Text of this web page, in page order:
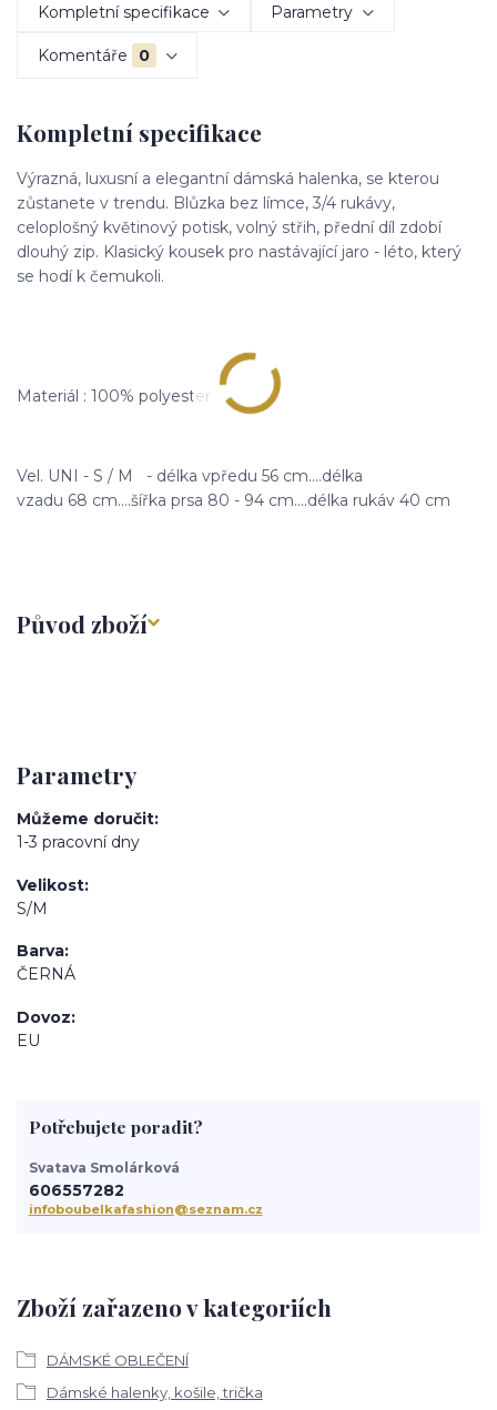
Kompletní specifikace Parametry
Komentáře 0
Kompletní specifikace
Výrazná, luxusní a elegantní dámská halenka, se kterou
zůstanete v trendu. Blůzka bez límce, 3/4 rukávy,
celoplošný květinový potisk, volný střih, přední díl zdobí
dlouhý zip. Klasický kousek pro nastávající jaro - léto, který
se hodí k čemukoli.
Materiál : 100% polyester
Vel. UNI - S / M - délka vpředu 56 cm....délka
vzadu 68 cm....šířka prsa 80 - 94 cm....délka rukáv 40 cm
Původ zboží
Parametry
Můžeme doručit
1-3 pracovní dny
Velikost
S/M
Barva
ČERNÁ
Dovoz
EU
Zboží zařazeno v kategoriích
DÁMSKÉ OBLEČENÍ
Dámské halenky, košile, trička
Potřebujete poradit?
Svatava Smolárková
606557282
infoboubelkafashion@seznam.cz